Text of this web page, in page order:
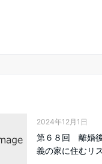
2024年12月1日
第６８回 離婚
義の家に住むリ